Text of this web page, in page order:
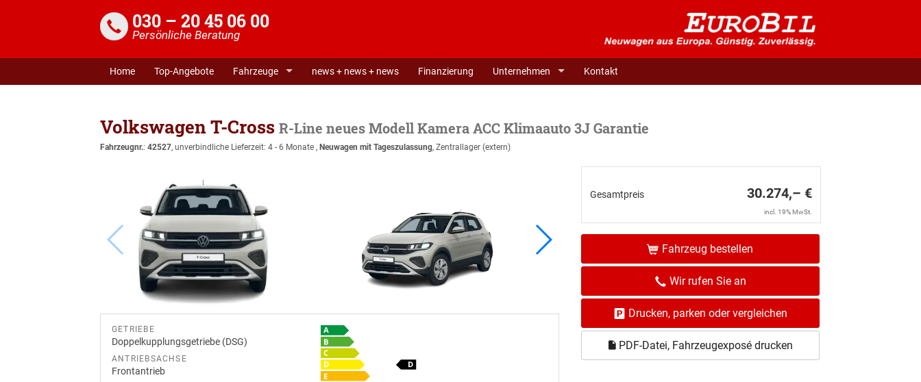
030 – 20 45 06 00
Persönliche Beratung
Home Top-Angebote Fahrzeuge news + news + news Finanzierung Unternehmen Kontakt
Volkswagen T-Cross R-Line neues Modell Kamera ACC Klimaauto 3J Garantie
Fahrzeugnr.: 42527, unverbindliche Lieferzeit: 4 - 6 Monate , Neuwagen mit Tageszulassung, Zentrallager (extern)
Gesamtpreis 30.274,– €
incl. 19% MwSt.
Fahrzeug bestellen
Wir rufen Sie an
Drucken, parken oder vergleichen
PDF-Datei, Fahrzeugexposé drucken
GETRIEBE
Doppelkupplungsgetriebe (DSG)
ANTRIEBSACHSE
Frontantrieb